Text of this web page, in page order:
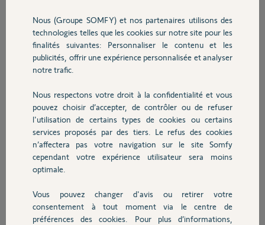
Sécurité
Domotique
Chauffage
Autres produits
Devis avec un pro
il y a presque 6 ans
Participer au fil de discussion
Réponses
Nous (Groupe SOMFY) et nos partenaires utilisons des
technologies telles que les cookies sur notre site pour les
finalités suivantes: Personnaliser le contenu et les
publicités, offrir une expérience personnalisée et analyser
notre trafic.
Nous respectons votre droit à la confidentialité et vous
pouvez choisir d’accepter, de contrôler ou de refuser
l'utilisation de certains types de cookies ou certains
services proposés par des tiers. Le refus des cookies
n’affectera pas votre navigation sur le site Somfy
cependant votre expérience utilisateur sera moins
optimale.
Vous pouvez changer d'avis ou retirer votre
consentement à tout moment via le centre de
préférences des cookies. Pour plus d’informations,